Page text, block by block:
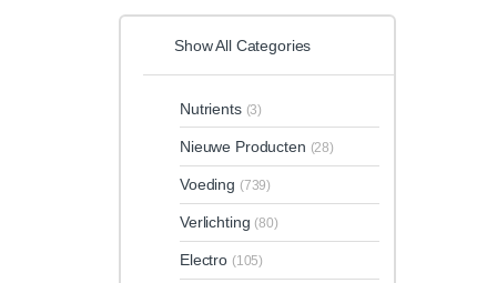
Show All Categories
Nutrients (3)
Nieuwe Producten (28)
Voeding (739)
Verlichting (80)
Electro (105)